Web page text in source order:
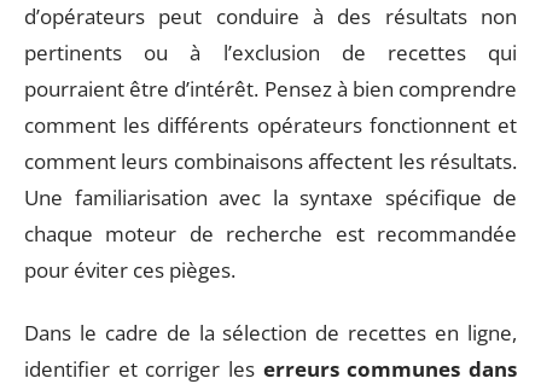
d’opérateurs peut conduire à des résultats non
pertinents ou à l’exclusion de recettes qui
pourraient être d’intérêt. Pensez à bien comprendre
comment les différents opérateurs fonctionnent et
comment leurs combinaisons affectent les résultats.
Une familiarisation avec la syntaxe spécifique de
chaque moteur de recherche est recommandée
pour éviter ces pièges.
Dans le cadre de la sélection de recettes en ligne,
identifier et corriger les erreurs communes dans